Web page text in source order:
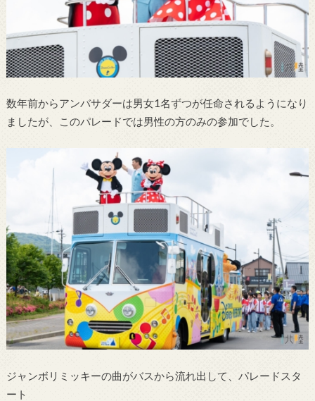
数年前からアンバサダーは男女1名ずつが任命されるようになり
ましたが、このパレードでは男性の方のみの参加でした。
ジャンボリミッキーの曲がバスから流れ出して、パレードスタ
ート